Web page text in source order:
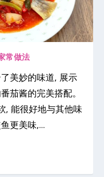
常做法
美妙的味道, 展示
茄酱的完美搭配。
, 能很好地与其他味
更美味,...